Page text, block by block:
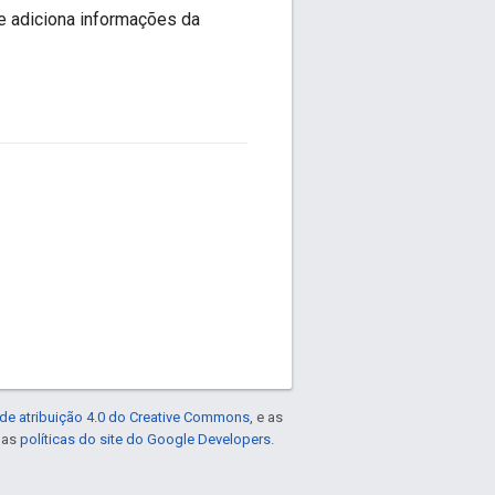
adiciona informações da
atribuição 4.0 do Creative Commons, e as
políticas do site do Google Developers.